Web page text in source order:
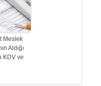
Meslek
Aldığı
KDV ve